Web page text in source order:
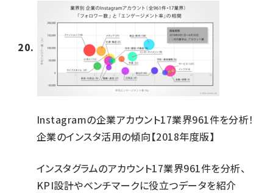
Instagramの企業アカウント17業界961件を分析！
企業のインスタ活用の傾向【2018年度版】
インスタグラムのアカウント17業界961件を分析、
KPI設計やベンチマークに役立つデータを紹介